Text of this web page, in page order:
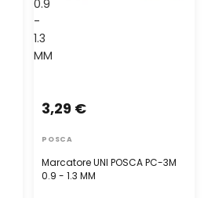
0.9
-
1.3
MM
Marcatore UNI POSCA PC-3M
0.9 - 1.3 MM
3,29 €
POSCA